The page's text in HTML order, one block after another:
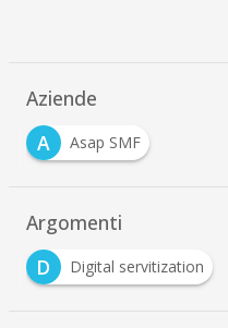
Aziende
A
Asap SMF
Argomenti
D
Digital servitization